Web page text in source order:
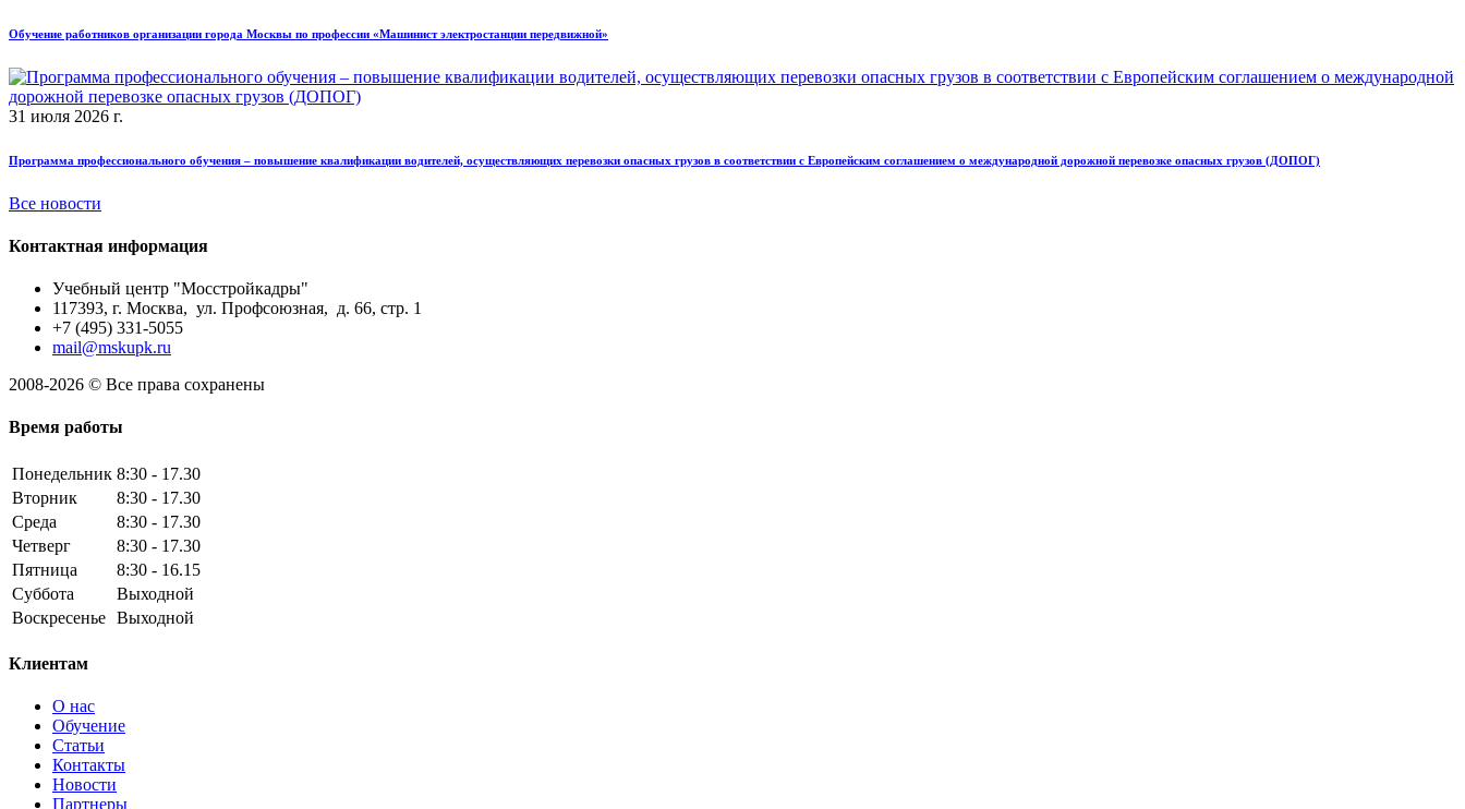
Обучение работников организации города Москвы по профессии «Машинист электростанции передвижной»
31 июля 2026 г.
Программа профессионального обучения – повышение квалификации водителей, осуществляющих перевозки опасных грузов в соответствии с Европейским соглашением о международной дорожной перевозке опасных грузов (ДОПОГ)
Все новости
Контактная информация
Учебный центр "Мосстройкадры"
117393, г. Москва, ул. Профсоюзная, д. 66, стр. 1
+7 (495) 331-5055
mail@mskupk.ru
2008-2026 © Все права сохранены
Время работы
Понедельник 8:30 - 17.30
Вторник
8:30 - 17.30
Среда
8:30 - 17.30
Четверг
8:30 - 17.30
Пятница
8:30 - 16.15
Суббота
Выходной
Воскресенье Выходной
Клиентам
О нас
Обучение
Статьи
Контакты
Новости
Партнеры